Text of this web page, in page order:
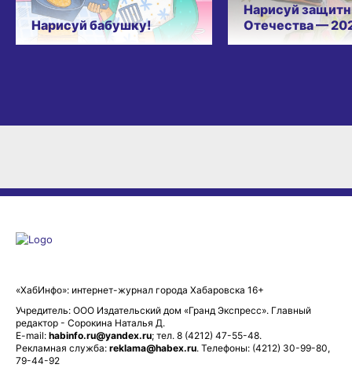
Нарисуй бабушку!
Нарисуй
Отечества —
«ХабИнфо»: интернет-журнал города Хабаровска 16+
Учредитель: ООО Издательский дом «Гранд Экспресс». Главный
редактор - Сорокина Наталья Д.
E-mail: habinfo.ru@yandex.ru; тел. 8 (4212) 47-55-48.
Рекламная служба: reklama@habex.ru. Телефоны: (4212) 30-99-80,
79-44-92